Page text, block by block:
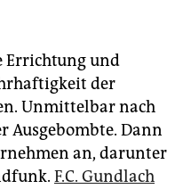
Errichtung und
der
Unmittelbar nach
Ausgebombte. Dann
an, darunter
F.C. Gundlach